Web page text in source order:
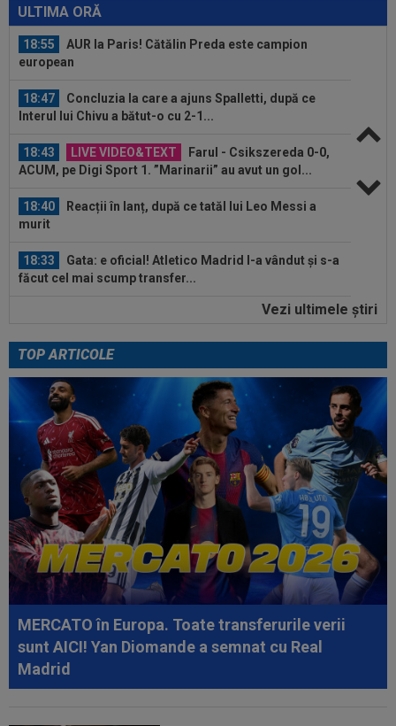
ULTIMA ORĂ
18:55
AUR la Paris! Cătălin Preda este campion
european
18:47
Concluzia la care a ajuns Spalletti, după ce
Interul lui Chivu a bătut-o cu 2-1...
18:43 LIVE VIDEO&TEXT
Farul - Csikszereda 0-0,
ACUM, pe Digi Sport 1. ”Marinarii” au avut un gol...
18:40
Reacții în lanț, după ce tatăl lui Leo Messi a
murit
18:33
Gata: e oficial! Atletico Madrid l-a vândut și s-a
făcut cel mai scump transfer...
Nicolae Stanciu, gol de pus în ramă!
18:19 VIDEO
Horror: OUT tot sezonul, după o
intrare absolut inexplicabilă! Imagini cu...
18:57 Romelu Lukaku a spus ”DA” pentru transfer
18:55
AUR la Paris! Cătălin Preda este campion
european
18:47
Concluzia la care a ajuns Spalletti, după ce
Interul lui Chivu a bătut-o cu 2-1...
18:43 LIVE VIDEO&TEXT
Farul - Csikszereda 0-0,
ACUM, pe Digi Sport 1. ”Marinarii” au avut un gol...
18:40
Reacții în lanț, după ce tatăl lui Leo Messi a
murit
Vezi ultimele ştiri
TOP ARTICOLE
MERCATO în Europa. Toate transferurile verii
sunt AICI! Yan Diomande a semnat cu Real
Madrid